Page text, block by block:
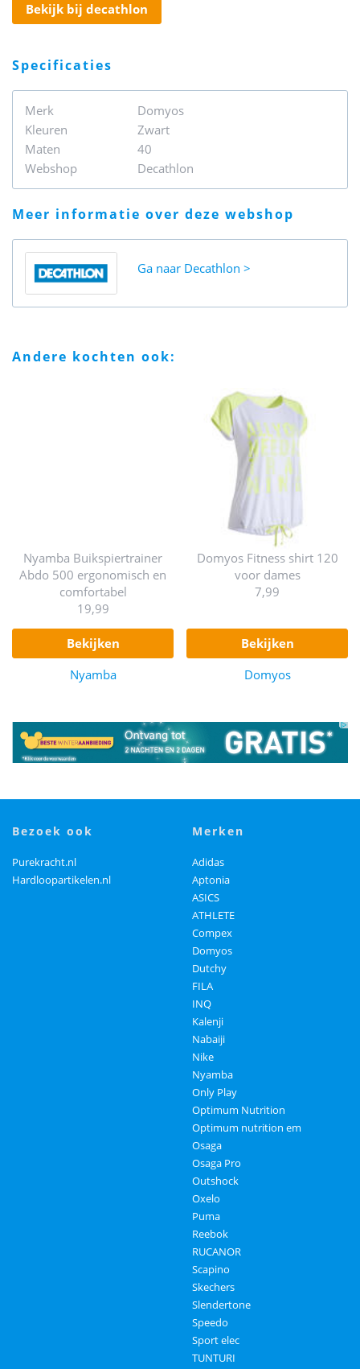
bekijk bij decathlon
specificaties
Merk
Domyos
Kleuren
Zwart
Maten
40
Webshop
Decathlon
meer informatie over deze webshop
Ga naar Decathlon
andere kochten ook:
Nyamba Buikspiertrainer
Abdo 500 ergonomisch en
comfortabel
19,99
bekijken
Nyamba
Domyos Fitness shirt 120
voor dames
7,99
bekijken
Domyos
bezoek ook
Purekracht.nl
Hardloopartikelen.nl
merken
Adidas
Aptonia
ASICS
ATHLETE
Compex
Domyos
Dutchy
FILA
INQ
Kalenji
Nabaiji
Nike
Nyamba
Only Play
Optimum Nutrition
Optimum nutrition em
Osaga
Osaga Pro
Outshock
Oxelo
Puma
Reebok
RUCANOR
Scapino
Skechers
Slendertone
Speedo
Sport elec
TUNTURI